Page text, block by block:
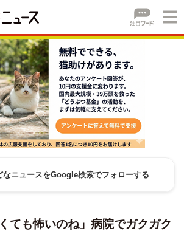
なニュースをGoogle検索でフォローする
ても怖いのね」病院でガクガク